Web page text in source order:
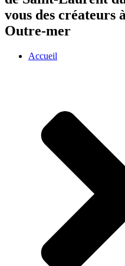
vous des créateurs
Outre-mer
Accueil